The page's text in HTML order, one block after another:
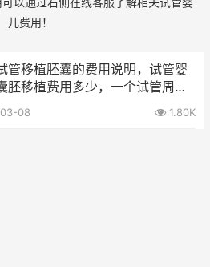
儿费用！
管移植胚囊的费用说明，试管婴
胚移植费用多少，一个试管周期
哪些费用
08 1.80K